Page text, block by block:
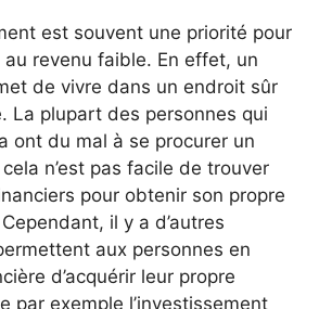
est souvent une priorité pour
au revenu faible. En effet, un
de vivre dans un endroit sûr
La plupart des personnes qui
ont du mal à se procurer un
n’est pas facile de trouver
pour obtenir son propre
il y a d’autres
aux personnes en
d’acquérir leur propre
par exemple l’investissement